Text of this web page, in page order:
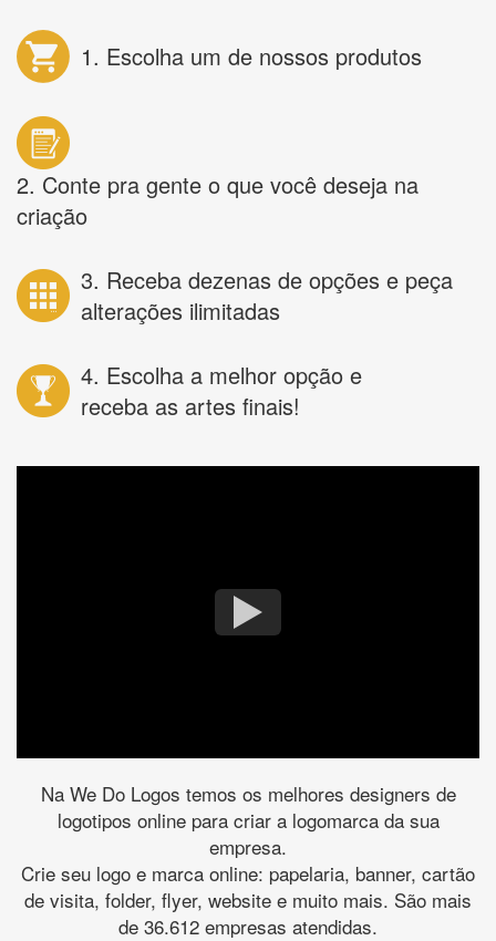
1. Escolha um de nossos produtos
2. Conte pra gente o que você deseja na
criação
3. Receba dezenas de opções e peça
alterações ilimitadas
4. Escolha a melhor opção e
receba as artes finais!
Na We Do Logos temos os melhores designers de
logotipos online para criar a logomarca da sua
empresa.
Crie seu logo e marca online: papelaria, banner, cartão
de visita, folder, flyer, website e muito mais. São mais
de 36.612 empresas atendidas.